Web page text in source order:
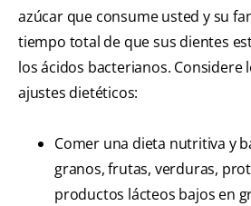
azúcar que consume usted y su
tiempo total de que sus dientes
los ácidos bacterianos. Considere
ajustes dietéticos:
Comer una dieta nutritiva y
granos, frutas, verduras,
productos lácteos bajos en